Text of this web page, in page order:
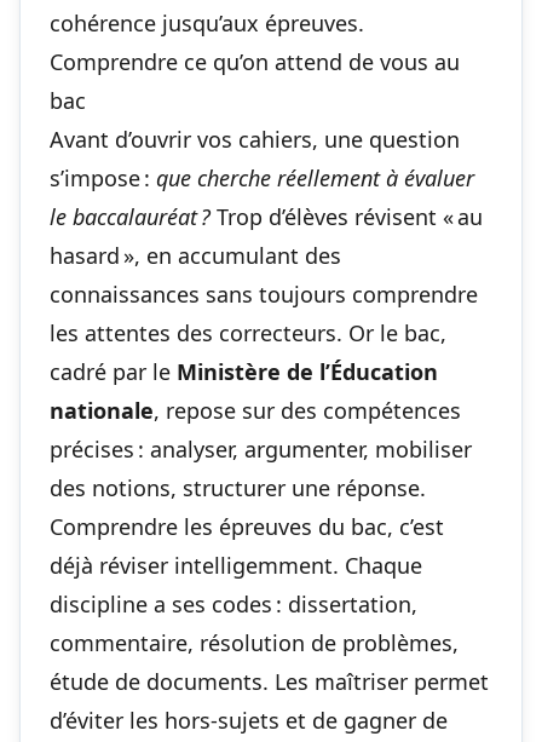
cohérence jusqu’aux épreuves.
Comprendre ce qu’on attend de vous au
bac
Avant d’ouvrir vos cahiers, une question
s’impose : que cherche réellement à évaluer
le baccalauréat ?Trop d’élèves révisent « au
hasard », en accumulant des
connaissances sans toujours comprendre
les attentes des correcteurs. Or le bac,
cadré par le Ministère de l’Éducation
nationale, repose sur des compétences
précises : analyser, argumenter, mobiliser
des notions, structurer une réponse.
Comprendre les épreuves du bac, c’est
déjà réviser intelligemment. Chaque
discipline a ses codes : dissertation,
commentaire, résolution de problèmes,
étude de documents. Les maîtriser permet
d’éviter les hors-sujets et de gagner de